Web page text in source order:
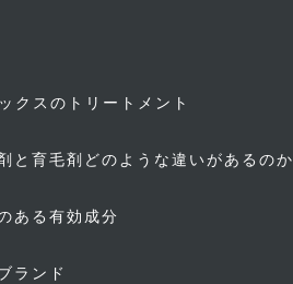
クスのトリートメント
と育毛剤どのような違いがあるのか
ある有効成分
ランド